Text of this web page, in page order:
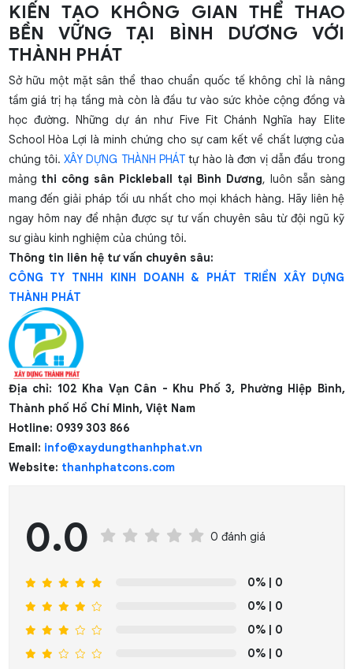
KIẾN TẠO KHÔNG GIAN THỂ THAO
BỀN VỮNG TẠI BÌNH DƯƠNG VỚI
THÀNH PHÁT
Sở hữu một mặt sân thể thao chuẩn quốc tế không chỉ là nâng
tầm giá trị hạ tầng mà còn là đầu tư vào sức khỏe cộng đồng và
học đường. Những dự án như Five Fit Chánh Nghĩa hay Elite
School Hòa Lợi là minh chứng cho sự cam kết về chất lượng của
chúng tôi.XÂY DỰNG THÀNH PHÁT tự hào là đơn vị dẫn đầu trong
mảng thi công sân Pickleball tại Bình Dương, luôn sẵn sàng
mang đến giải pháp tối ưu nhất cho mọi khách hàng. Hãy liên hệ
ngay hôm nay để nhận được sự tư vấn chuyên sâu từ đội ngũ kỹ
sư giàu kinh nghiệm của chúng tôi.
Thông tin liên hệ tư vấn chuyên sâu:
CÔNG TY TNHH KINH DOANH & PHÁT TRIỂN XÂY DỰNG
THÀNH PHÁT
Địa chỉ: 102 Kha Vạn Cân - Khu Phố 3, Phường Hiệp Bình,
Thành phố Hồ Chí Minh, Việt Nam
Hotline: 0939 303 866
Email: info@xaydungthanhphat.vn
Website: thanhphatcons.com
0.0 0 đánh giá
0% | 0
0% | 0
0% | 0
0% | 0